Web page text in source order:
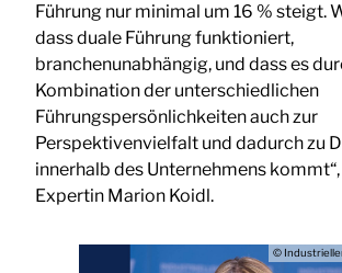
Führung nur minimal um 16 % steigt.
dass duale Führung funktioniert,
branchenunabhängig, und dass es
Kombination der unterschiedlichen
Führungspersönlichkeiten auch zur
Perspektivenvielfalt und dadurch zu
innerhalb des Unternehmens
Expertin Marion Koidl.
©